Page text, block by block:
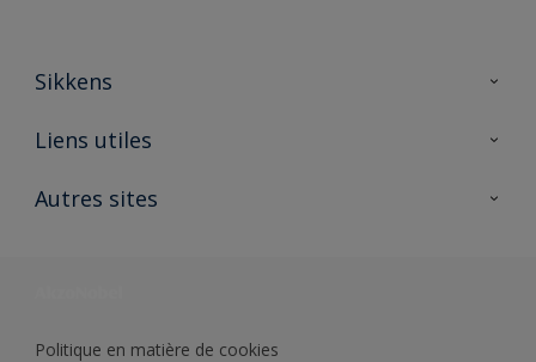
Sikkens
A propos de Sikkens
Liens utiles
Ouvrir un magasin PASS
Autres sites
Politique en matière de cookies